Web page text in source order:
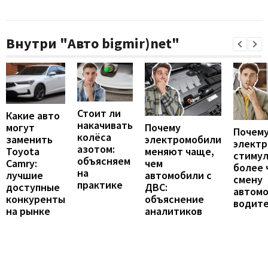
Внутри "Авто bigmir)net"
Какие авто
могут
заменить
Toyota
Camry:
лучшие
доступные
конкуренты
на рынке
Стоит ли
накачивать
колёса
азотом:
объясняем
на
практике
Почему
электромобили
меняют чаще,
чем
автомобили с
ДВС:
объяснение
аналитиков
более
смену